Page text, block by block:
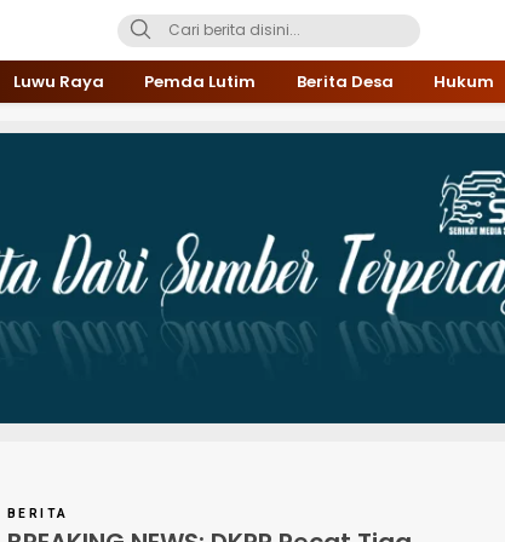
Luwu Raya Pemda Lutim Berita Desa Hukum
BERITA